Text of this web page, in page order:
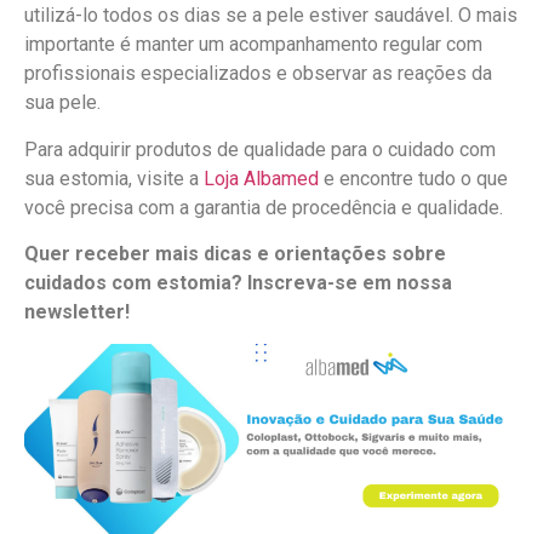
utilizá-lo todos os dias se a pele estiver saudável. O mais
importante é manter um acompanhamento regular com
profissionais especializados e observar as reações da
sua pele.
Para adquirir produtos de qualidade para o cuidado com
sua estomia, visite a Loja Albamed e encontre tudo o que
você precisa com a garantia de procedência e qualidade.
Quer receber mais dicas e orientações sobre
cuidados com estomia? Inscreva-se em nossa
newsletter!